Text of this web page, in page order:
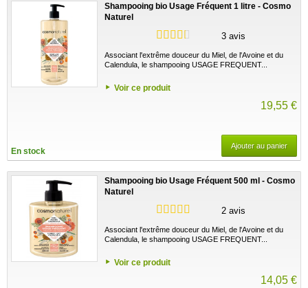
Shampooing bio Usage Fréquent 1 litre - Cosmo
Naturel
3 avis
Associant l'extrême douceur du Miel, de l'Avoine et du
Calendula, le shampooing USAGE FREQUENT...
Voir ce produit
19,55 €
En stock
Ajouter au panier
Shampooing bio Usage Fréquent 500 ml - Cosmo
Naturel
2 avis
Associant l'extrême douceur du Miel, de l'Avoine et du
Calendula, le shampooing USAGE FREQUENT...
Voir ce produit
14,05 €